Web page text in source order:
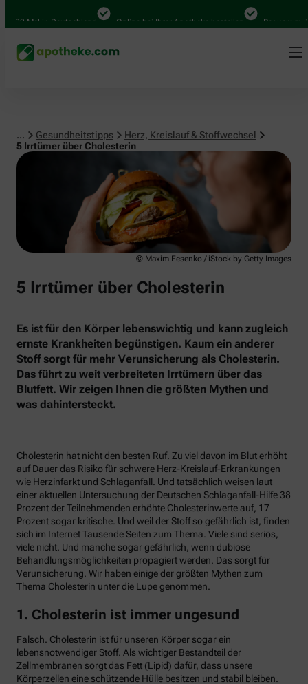
Mal in Deutschland Online bei Ihrer Apotheke bestellen Bequem
... Gesundheitstipps
Herz, Kreislauf & Stoffwechsel
5 Irrtümer über Cholesterin
Herz, Kreislauf & Stoffwechsel
© Maxim Fesenko / iStock by Getty Images
5 Irrtümer über Cholesterin
Es ist für den Körper lebenswichtig und kann zugleich
ernste Krankheiten begünstigen. Kaum ein anderer
Stoff sorgt für mehr Verunsicherung als Cholesterin.
Das führt zu weit verbreiteten Irrtümern über das
Blutfett. Wir zeigen Ihnen die größten Mythen und
was dahintersteckt.
Cholesterin hat nicht den besten Ruf. Zu viel davon im Blut erhöht
auf Dauer das Risiko für schwere Herz-Kreislauf-Erkrankungen
wie Herzinfarkt und Schlaganfall. Und tatsächlich weisen laut
einer aktuellen Untersuchung der Deutschen Schlaganfall-Hilfe 38
Prozent der Teilnehmenden erhöhte Cholesterinwerte auf, 17
Prozent sogar kritische. Und weil der Stoff so gefährlich ist, finden
sich im Internet Tausende Seiten zum Thema. Viele sind seriös,
viele nicht. Und manche sogar gefährlich, wenn dubiose
Behandlungsmöglichkeiten propagiert werden. Das sorgt für
Verunsicherung. Wir haben einige der größten Mythen zum
Thema Cholesterin unter die Lupe genommen.
1. Cholesterin ist immer ungesund
Falsch. Cholesterin ist für unseren Körper sogar ein
lebensnotwendiger Stoff. Als wichtiger Bestandteil der
Zellmembranen sorgt das Fett (Lipid) dafür, dass unsere
Körperzellen eine schützende Hülle besitzen und stabil bleiben.